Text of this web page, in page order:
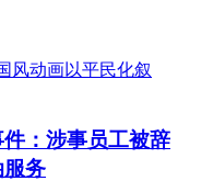
：涉事员工被辞
务